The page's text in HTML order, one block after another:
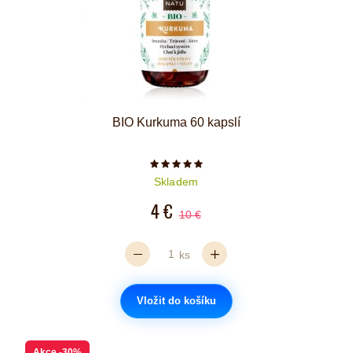
BIO Kurkuma 60 kapslí
Počet hvězdiček je 5 z 5
Skladem
4 € 10 €
ks
Vložit do košíku